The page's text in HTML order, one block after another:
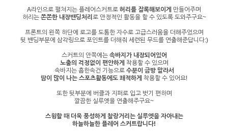
A라인으로 펼쳐지는 플레어스커트로 허리를 잘록해보이게 만들어주며
허리는쫀쫀한 내장밴딩처리 로 안정적인 활동을 할 수 있도록 도와주구요~
프론트의 왼쪽 하단에 로고를 도톰한 자수로 고급스러움을 더해주었으며
뒷 밴딩부분에 삼각링으로 포인트를 더해줘 세련된 무드를 연출해준답니다:)
스커트의 안쪽에는 속바지가 내장되어있어
노출의 걱정없이 편안하게 착용할 수 있으며
속바지는 흡한속건 기능으로수분이 금방 말라서
땀이 많이 나는 스포츠활동에도 쾌적하게 착용할 수 있어요!
또한 뒷부분에 버클과 지퍼로 입고 벗기 편하며
깔끔한 실루엣을 연출해주구요~
스윙할 때 더욱 풍성하게 찰랑거리는 실루엣을 자아내는
하늘하늘한 플레어 스커트랍니다!